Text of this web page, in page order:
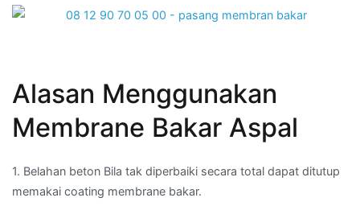
Alasan Menggunakan
Membrane Bakar Aspal
1. Belahan beton Bila tak diperbaiki secara total dapat ditutup
memakai coating membrane bakar.